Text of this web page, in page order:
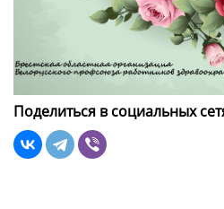
Поделиться в социальных